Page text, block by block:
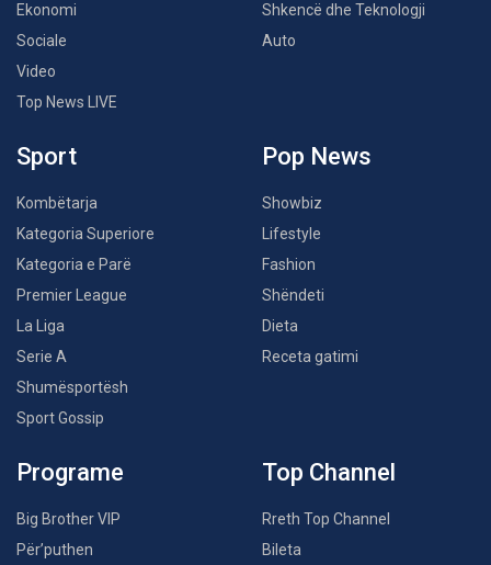
Ekonomi
Sociale
Video
Top News LIVE
Shkencë dhe Teknologji
Auto
Sport
Kombëtarja
Kategoria Superiore
Kategoria e Parë
Premier League
La Liga
Serie A
Shumësportësh
Sport Gossip
Pop News
Showbiz
Lifestyle
Fashion
Shëndeti
Dieta
Receta gatimi
Programe
Big Brother VIP
Për’puthen
Top Channel
Rreth Top Channel
Bileta